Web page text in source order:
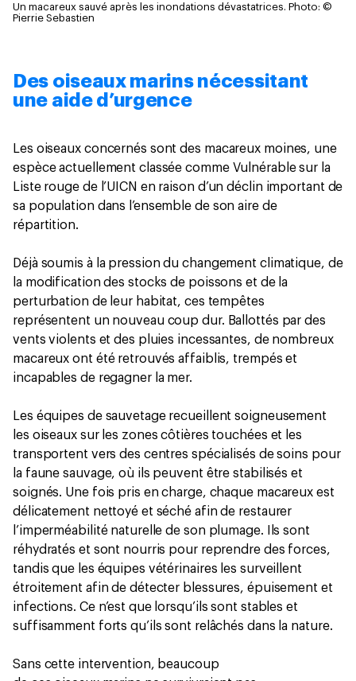
Un macareux sauvé après les inondations dévastatrices. Photo: ©
Pierrie Sebastien
Des oiseaux marins nécessitant
une aide d’urgence
Les oiseaux concernés sont des macareux moines, une
espèce actuellement classée comme Vulnérable sur la
Liste rouge de l’UICN en raison d’un déclin important de
sa population dans l’ensemble de son aire de
répartition.
Déjà soumis à la pression du changement climatique, de
la modification des stocks de poissons et de la
perturbation de leur habitat, ces tempêtes
représentent un nouveau coup dur. Ballottés par des
vents violents et des pluies incessantes, de nombreux
macareux ont été retrouvés affaiblis, trempés et
incapables de regagner la mer.
Les équipes de sauvetage recueillent soigneusement
les oiseaux sur les zones côtières touchées et les
transportent vers des centres spécialisés de soins pour
la faune sauvage, où ils peuvent être stabilisés et
soignés. Une fois pris en charge, chaque macareux est
délicatement nettoyé et séché afin de restaurer
l’imperméabilité naturelle de son plumage. Ils sont
réhydratés et sont nourris pour reprendre des forces,
tandis que les équipes vétérinaires les surveillent
étroitement afin de détecter blessures, épuisement et
infections. Ce n’est que lorsqu’ils sont stables et
suffisamment forts qu’ils sont relâchés dans la nature.
Sans cette intervention, beaucoup